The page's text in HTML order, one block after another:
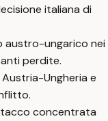
italiana di
austro-ungarico nei
perdite.
Ungheria e
concentrata